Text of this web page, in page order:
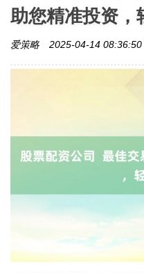
助您精准投资，
爱策略 2025-04-14 08:36:50